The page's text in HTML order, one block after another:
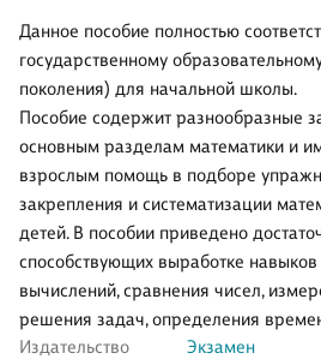
Данное пособие полностью
государственному
поколения) для начальной школы.
Пособие содержит разнообразные
основным разделам математики и
взрослым помощь в подборе
закрепления и систематизации
детей. В пособии приведено
способствующих выработке
вычислений, сравнения чисел,
решения задач, определения
Издательство
Экзамен